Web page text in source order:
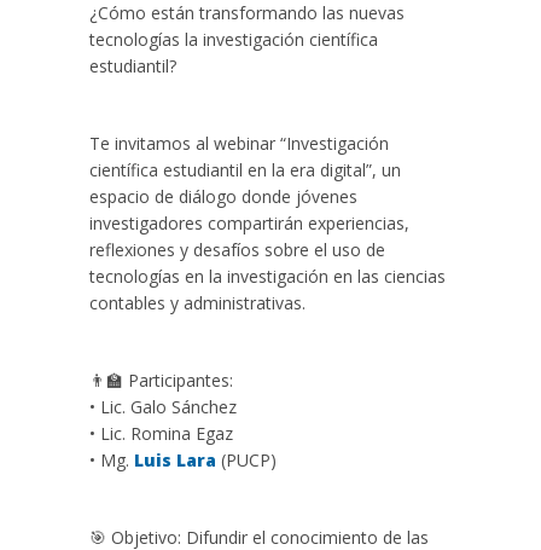
¿Cómo están transformando las nuevas
tecnologías la investigación científica
estudiantil?
Te invitamos al webinar “Investigación
científica estudiantil en la era digital”, un
espacio de diálogo donde jóvenes
investigadores compartirán experiencias,
reflexiones y desafíos sobre el uso de
tecnologías en la investigación en las ciencias
contables y administrativas.
👨‍🏫 Participantes:
• Lic. Galo Sánchez
• Lic. Romina Egaz
• Mg. Luis Lara (PUCP)
🎯 Objetivo: Difundir el conocimiento de las